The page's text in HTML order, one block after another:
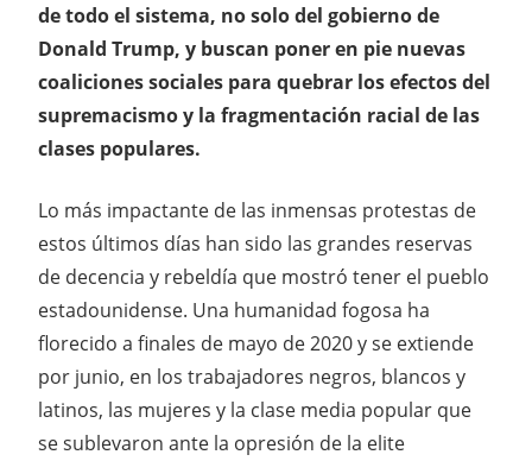
de todo el sistema, no solo del gobierno de
Donald Trump, y buscan poner en pie nuevas
coaliciones sociales para quebrar los efectos del
supremacismo y la fragmentación racial de las
clases populares.
Lo más impactante de las inmensas protestas de
estos últimos días han sido las grandes reservas
de decencia y rebeldía que mostró tener el pueblo
estadounidense. Una humanidad fogosa ha
florecido a finales de mayo de 2020 y se extiende
por junio, en los trabajadores negros, blancos y
latinos, las mujeres y la clase media popular que
se sublevaron ante la opresión de la elite